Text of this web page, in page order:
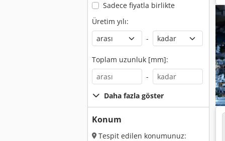
Sadece fiyatla birlikte
Üretim yılı:
-
Toplam uzunluk [mm]:
-
Daha fazla göster
Konum
Tespit edilen konumunuz: